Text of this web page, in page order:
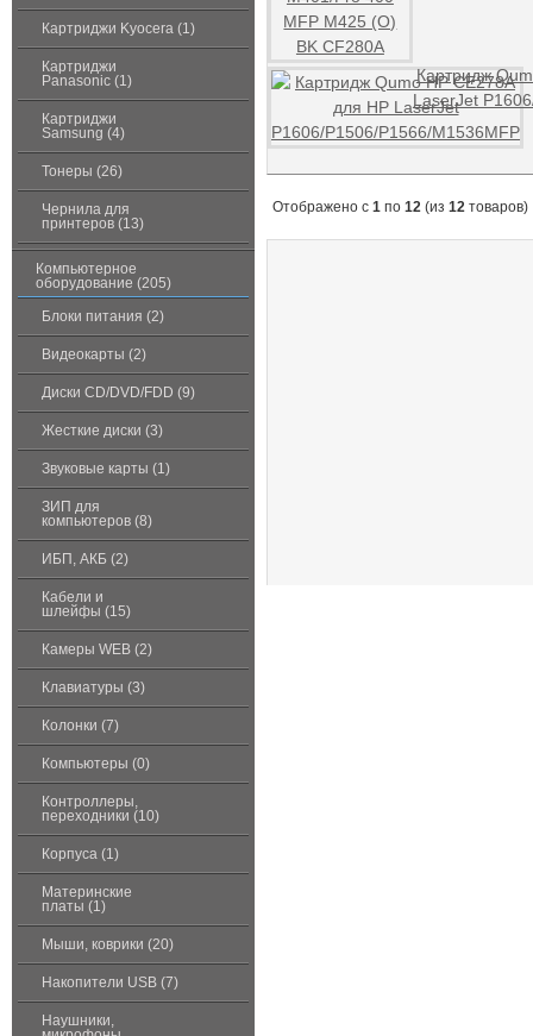
Картриджи Kyocera (1)
Картриджи
Panasonic (1)
Картриджи
Samsung (4)
Тонеры (26)
Чернила для
принтеров (13)
Компьютерное
оборудование (205)
Блоки питания (2)
Видеокарты (2)
Диски CD/DVD/FDD (9)
Жесткие диски (3)
Звуковые карты (1)
ЗИП для
компьютеров (8)
ИБП, АКБ (2)
Кабели и
шлейфы (15)
Камеры WEB (2)
Клавиатуры (3)
Колонки (7)
Компьютеры (0)
Контроллеры,
переходники (10)
Корпуса (1)
Материнские
платы (1)
Мыши, коврики (20)
Накопители USB (7)
Наушники,
Картридж
LaserJet
Отображено с 1 по 12 (из 12 товаров)